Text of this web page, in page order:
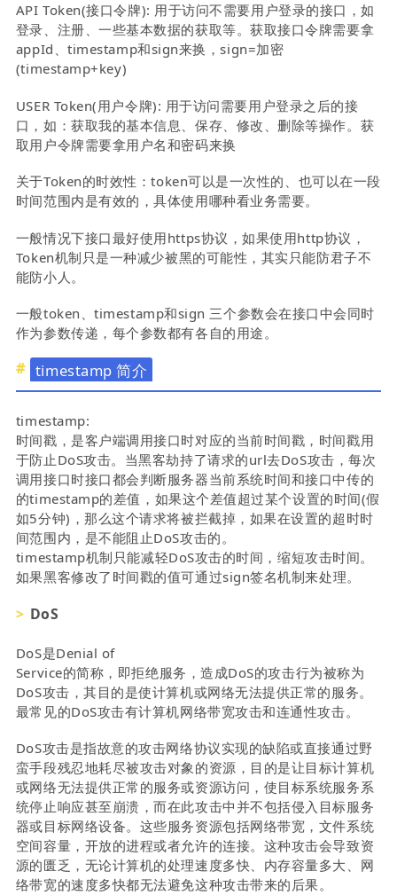
API Token(接口令牌): 用于访问不需要用户登录的接口，如
登录、注册、一些基本数据的获取等。获取接口令牌需要拿
appId、timestamp和sign来换，sign=加密
(timestamp+key)
USER Token(用户令牌): 用于访问需要用户登录之后的接
口，如：获取我的基本信息、保存、修改、删除等操作。获
取用户令牌需要拿用户名和密码来换
关于Token的时效性：token可以是一次性的、也可以在一段
时间范围内是有效的，具体使用哪种看业务需要。
一般情况下接口最好使用https协议，如果使用http协议，
Token机制只是一种减少被黑的可能性，其实只能防君子不
能防小人。
一般token、timestamp和sign 三个参数会在接口中会同时
作为参数传递，每个参数都有各自的用途。
timestamp 简介
timestamp:
时间戳，是客户端调用接口时对应的当前时间戳，时间戳用
于防止DoS攻击。当黑客劫持了请求的url去DoS攻击，每次
调用接口时接口都会判断服务器当前系统时间和接口中传的
的timestamp的差值，如果这个差值超过某个设置的时间(假
如5分钟)，那么这个请求将被拦截掉，如果在设置的超时时
间范围内，是不能阻止DoS攻击的。
timestamp机制只能减轻DoS攻击的时间，缩短攻击时间。
如果黑客修改了时间戳的值可通过sign签名机制来处理。
DoS
DoS是Denial of
Service的简称，即拒绝服务，造成DoS的攻击行为被称为
DoS攻击，其目的是使计算机或网络无法提供正常的服务。
最常见的DoS攻击有计算机网络带宽攻击和连通性攻击。
DoS攻击是指故意的攻击网络协议实现的缺陷或直接通过野
蛮手段残忍地耗尽被攻击对象的资源，目的是让目标计算机
或网络无法提供正常的服务或资源访问，使目标系统服务系
统停止响应甚至崩溃，而在此攻击中并不包括侵入目标服务
器或目标网络设备。这些服务资源包括网络带宽，文件系统
空间容量，开放的进程或者允许的连接。这种攻击会导致资
源的匮乏，无论计算机的处理速度多快、内存容量多大、网
络带宽的速度多快都无法避免这种攻击带来的后果。